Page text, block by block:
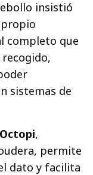
insistió
completo que
sistemas de
Octopi,
permite
dato y facilita